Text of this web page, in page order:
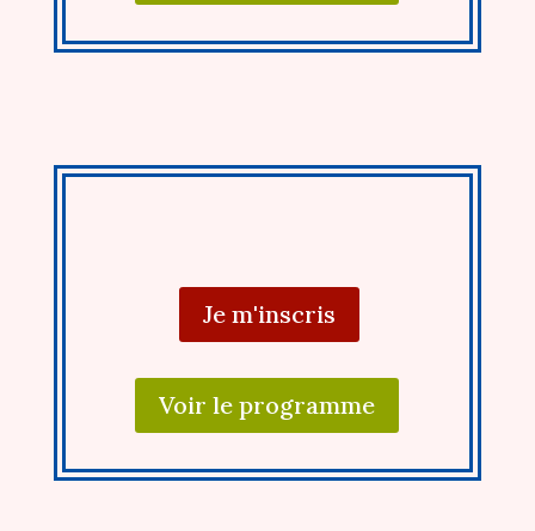
Je m'inscris
Voir le programme